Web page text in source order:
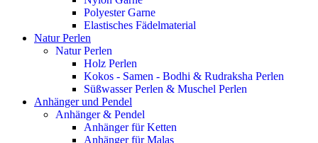
Polyester Garne
Elastisches Fädelmaterial
Natur Perlen
Natur Perlen
Holz Perlen
Kokos - Samen - Bodhi & Rudraksha Perlen
Süßwasser Perlen & Muschel Perlen
Anhänger und Pendel
Anhänger & Pendel
Anhänger für Ketten
Anhänger für Malas